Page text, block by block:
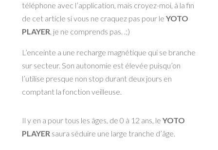
téléphone avec l’application, mais croyez-moi, à la fin
de cet article si vous ne craquez pas pour le YOTO
PLAYER, je ne comprends pas. .;)
L’enceinte a une recharge magnétique qui se branche
sur secteur. Son autonomie est élevée puisqu’on
l’utilise presque non stop durant deux jours en
comptant la fonction veilleuse.
Il y en a pour tous les âges, de 0 à 12 ans, le YOTO
PLAYER saura séduire une large tranche d’âge.